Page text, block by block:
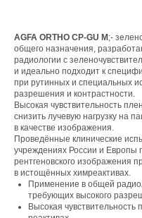
AGFA ORTHO CP-GU M ;-
общего назначения,
радиологии с
и идеально подходит к
при рутинных и специальных
разрешения и контрастности.
Высокая чувствительность
снизить лучевую нагрузку на
в качестве изображения.
Проведённые клинические
учреждениях России и Европы
рентгеновского изображения
в истощённых химреактивах.
Применение в общей
требующих высокого
Высокая чувствительность